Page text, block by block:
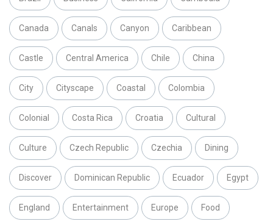
Canada Canals Canyon Caribbean
Castle Central America Chile China
City Cityscape Coastal Colombia
Colonial Costa Rica Croatia Cultural
Culture Czech Republic Czechia Dining
Discover Dominican Republic Ecuador Egypt
England Entertainment Europe Food